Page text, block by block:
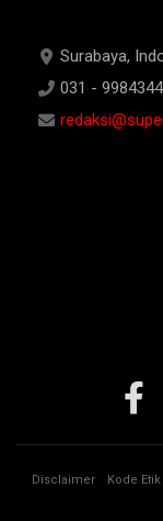
Surabaya,
031 -
Disclaimer Kode